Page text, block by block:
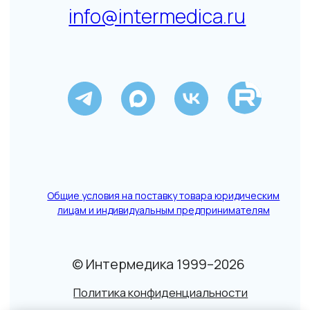
Данный сайт не является СМИ. Представленная